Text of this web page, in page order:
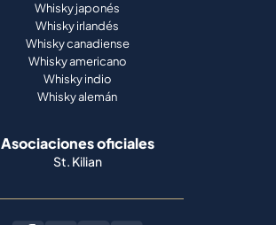
Whisky japonés
Whisky irlandés
Whisky canadiense
Whisky americano
Whisky indio
Whisky alemán
Asociaciones oficiales
St. Kilian